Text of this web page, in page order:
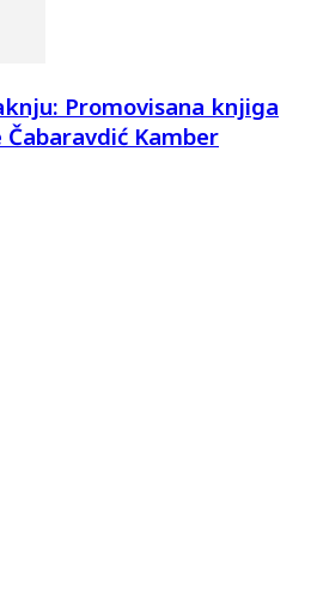
Promovisana knjiga
Čabaravdić Kamber